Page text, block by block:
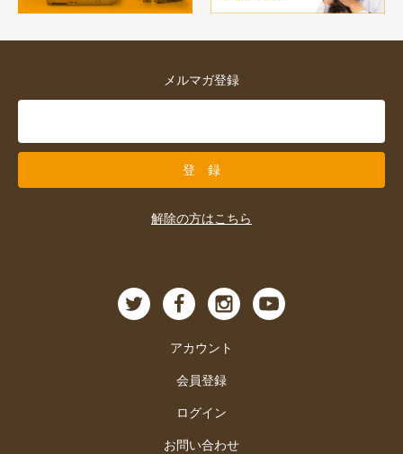
メルマガ登録
解除の方はこちら
アカウント
会員登録
ログイン
お問い合わせ